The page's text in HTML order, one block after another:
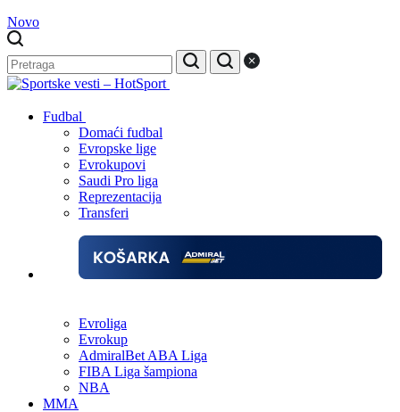
Novo
Fudbal
Domaći fudbal
Evropske lige
Evrokupovi
Saudi Pro liga
Reprezentacija
Transferi
Evroliga
Evrokup
AdmiralBet ABA Liga
FIBA Liga šampiona
NBA
MMA